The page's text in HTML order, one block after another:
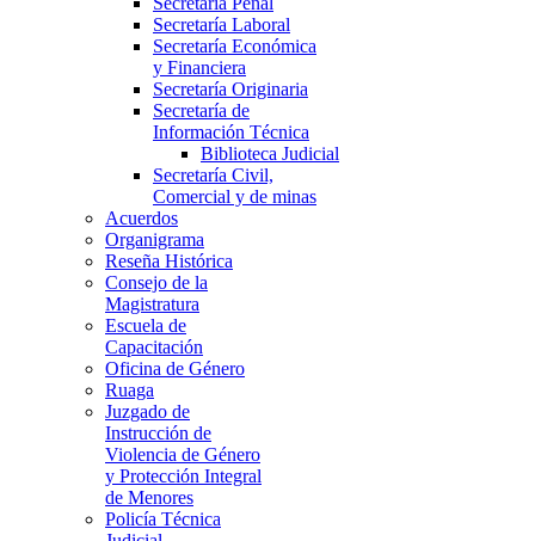
Secretaría Laboral
Secretaría Económica
y Financiera
Secretaría Originaria
Secretaría de
Información Técnica
Biblioteca Judicial
Secretaría Civil,
Comercial y de minas
Acuerdos
Organigrama
Reseña Histórica
Consejo de la
Magistratura
Escuela de
Capacitación
Oficina de Género
Ruaga
Juzgado de
Instrucción de
Violencia de Género
y Protección Integral
de Menores
Policía Técnica